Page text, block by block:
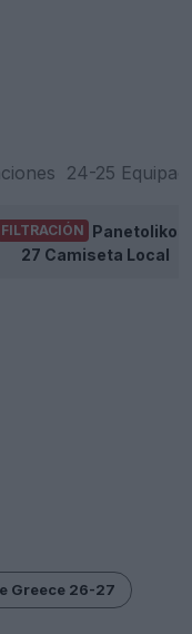
24-25
FILTRACIÓN Panetolikos
27 Camiseta Local
Greece 26-27